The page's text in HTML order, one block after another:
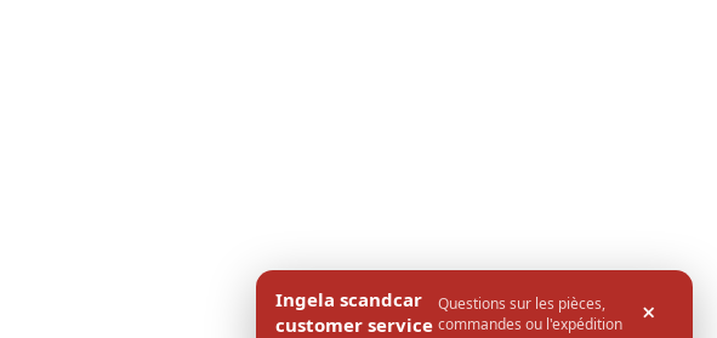
Ingela scandcar
customer service
Questions sur les pièces,
commandes ou l'expédition
×